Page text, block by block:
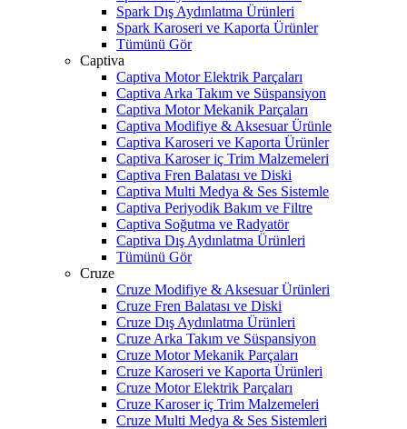
Spark Dış Aydınlatma Ürünleri
Spark Karoseri ve Kaporta Ürünler
Tümünü Gör
Captiva
Captiva Motor Elektrik Parçaları
Captiva Arka Takım ve Süspansiyon
Captiva Motor Mekanik Parçaları
Captiva Modifiye & Aksesuar Ürünle
Captiva Karoseri ve Kaporta Ürünler
Captiva Karoser iç Trim Malzemeleri
Captiva Fren Balatası ve Diski
Captiva Multi Medya & Ses Sistemle
Captiva Periyodik Bakım ve Filtre
Captiva Soğutma ve Radyatör
Captiva Dış Aydınlatma Ürünleri
Tümünü Gör
Cruze
Cruze Modifiye & Aksesuar Ürünleri
Cruze Fren Balatası ve Diski
Cruze Dış Aydınlatma Ürünleri
Cruze Arka Takım ve Süspansiyon
Cruze Motor Mekanik Parçaları
Cruze Karoseri ve Kaporta Ürünleri
Cruze Motor Elektrik Parçaları
Cruze Karoser iç Trim Malzemeleri
Cruze Multi Medya & Ses Sistemleri